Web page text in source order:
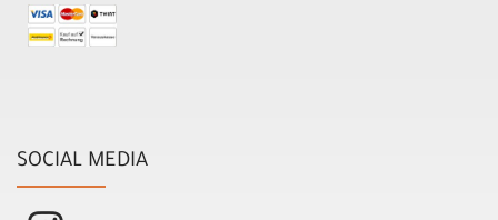
SOCIAL MEDIA